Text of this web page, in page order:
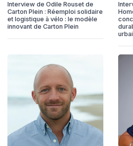
Interview de Odile Rouset de
Carton Plein : Réemploi solidaire
et logistique à vélo : le modèle
innovant de Carton Plein